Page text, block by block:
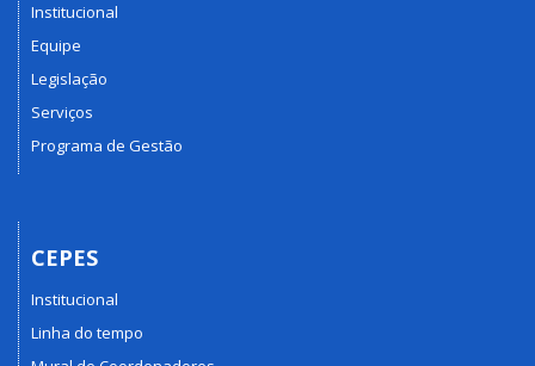
Institucional
Equipe
Legislação
Serviços
Programa de Gestão
CEPES
Institucional
Linha do tempo